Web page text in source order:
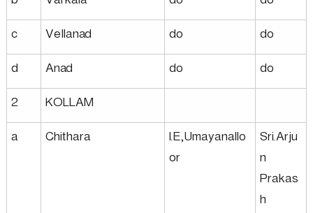
c
Vellanad do
do
d
Anad do
do
2
KOLLAM
a
Chithara
I.E,Umayanallo
or
Sri.Arju
n
Prakas
h